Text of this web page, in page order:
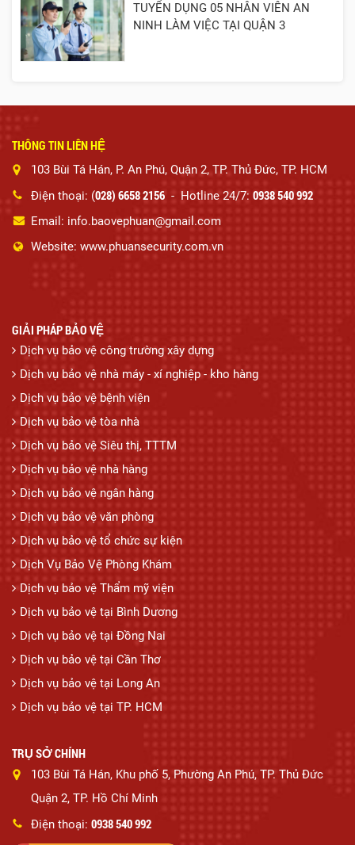
TUYỂN DỤNG 05 NHÂN VIÊN AN
NINH LÀM VIỆC TẠI QUẬN 3
THÔNG TIN LIÊN HỆ
103 Bùi Tá Hán, P. An Phú, Quận 2, TP. Thủ Đức, TP. HCM
Điện thoại: (028) 6658 2156 - Hotline 24/7: 0938 540 992
Email: info.baovephuan@gmail.com
Website: www.phuansecurity.com.vn
GIẢI PHÁP BẢO VỆ
Dịch vụ bảo vệ công trường xây dựng
Dịch vụ bảo vệ nhà máy - xí nghiệp - kho hàng
Dịch vụ bảo vệ bệnh viện
Dịch vụ bảo vệ tòa nhà
Dịch vụ bảo vệ Siêu thị, TTTM
Dịch vụ bảo vệ nhà hàng
Dịch vụ bảo vệ ngân hàng
Dịch vụ bảo vệ văn phòng
Dịch vụ bảo vệ tổ chức sự kiện
Dịch Vụ Bảo Vệ Phòng Khám
Dịch vụ bảo vệ Thẩm mỹ viện
Dịch vụ bảo vệ tại Bình Dương
Dịch vụ bảo vệ tại Đồng Nai
Dịch vụ bảo vệ tại Cần Thơ
Dịch vụ bảo vệ tại Long An
Dịch vụ bảo vệ tại TP. HCM
TRỤ SỞ CHÍNH
103 Bùi Tá Hán, Khu phố 5, Phường An Phú, TP. Thủ Đức
Quận 2, TP. Hồ Chí Minh
Điện thoại: 0938 540 992